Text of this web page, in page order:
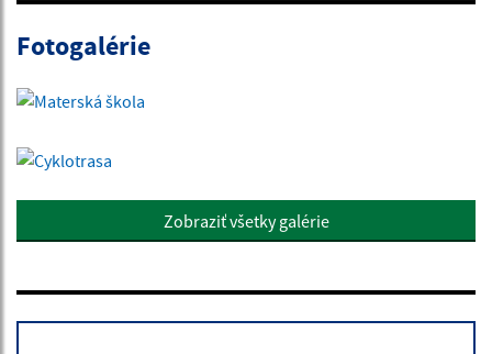
Fotogalérie
Zobraziť všetky galérie